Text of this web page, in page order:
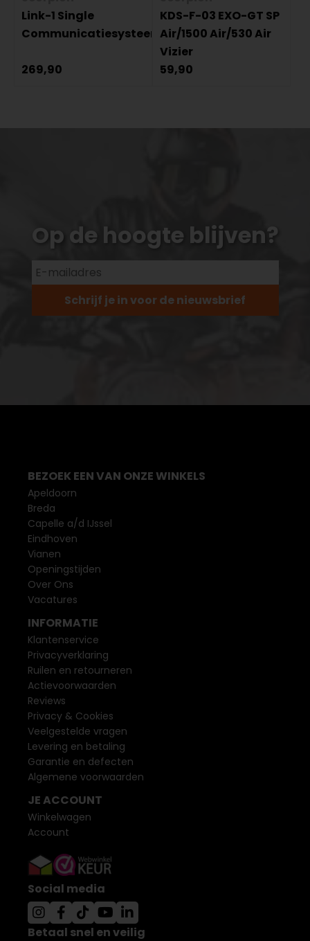
Link-1 Single
Communicatiesysteem
269,90
KDS-F-03 EXO-GT SP
Air/1500 Air/530 Air
Vizier
59,90
Op de hoogte blijven?
Schrijf je in voor de nieuwsbrief
BEZOEK EEN VAN ONZE WINKELS
Apeldoorn
Breda
Capelle a/d IJssel
Eindhoven
Vianen
Openingstijden
Over Ons
Vacatures
INFORMATIE
Klantenservice
Privacyverklaring
Ruilen en retourneren
Actievoorwaarden
Reviews
Privacy & Cookies
Veelgestelde vragen
Levering en betaling
Garantie en defecten
Algemene voorwaarden
JE ACCOUNT
Winkelwagen
Account
Social media
Betaal snel en veilig